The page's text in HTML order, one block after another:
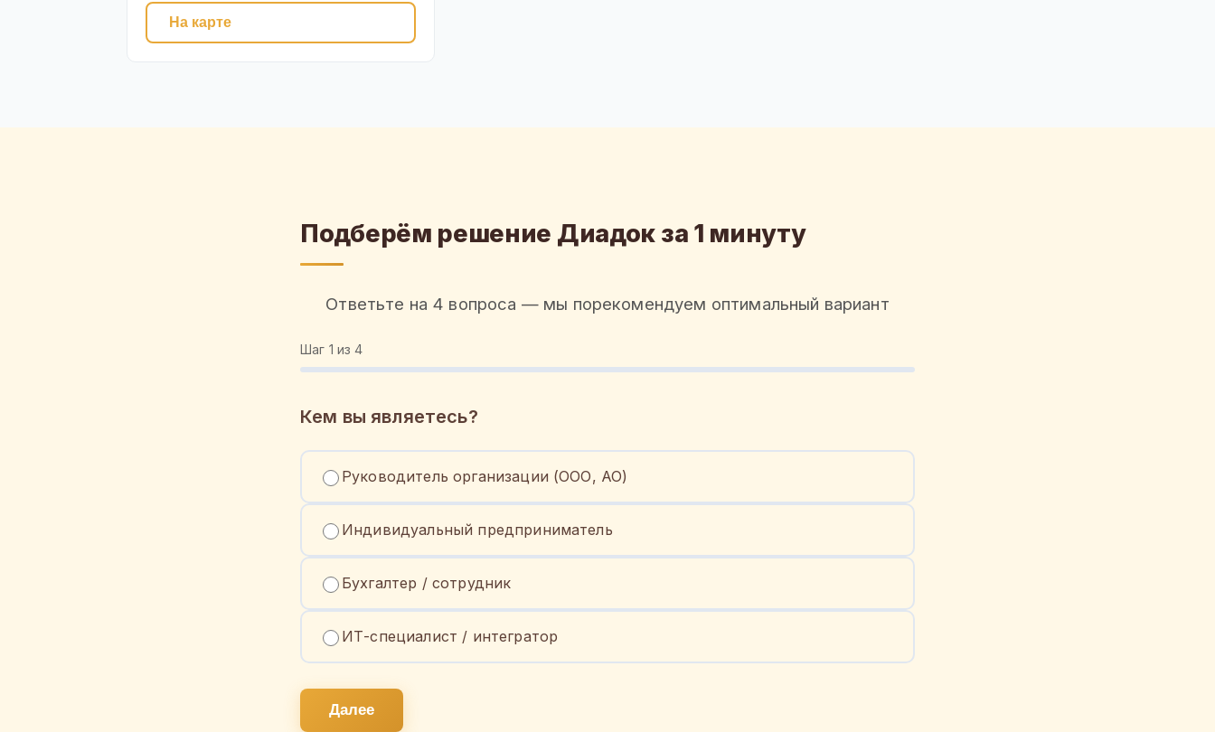
На карте
Подберём решение Диадок за 1 минуту
Ответьте на 4 вопроса — мы порекомендуем оптимальный вариант
Шаг 1 из 4
Кем вы являетесь?
Руководитель организации (ООО, АО)
Индивидуальный предприниматель
Бухгалтер / сотрудник
ИТ-специалист / интегратор
Далее